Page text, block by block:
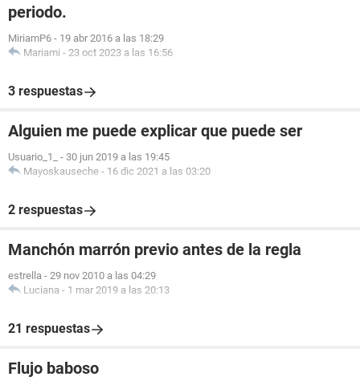
periodo.
MiriamP6 - 19 abr 2016 a las 18:29
Mariami - 23 oct 2023 a las 16:56
3 respuestas
Alguien me puede explicar que puede ser
Usuario_1_ - 30 jun 2019 a las 19:45
Mayoskauseche - 16 dic 2021 a las 03:20
2 respuestas
Manchón marrón previo antes de la regla
estrella - 29 nov 2010 a las 04:29
Luciana - 1 mar 2019 a las 20:13
21 respuestas
Flujo baboso